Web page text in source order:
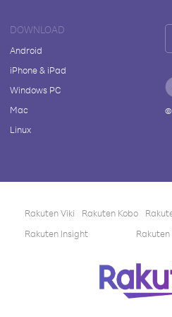
DOWNLOAD
Android
iPhone & iPad
Windows PC
Mac
Linux
©
Rakuten Viki Rakuten Kobo
Rakuten Insight
Rakuten